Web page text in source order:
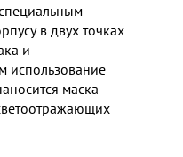
в двух точках
и
использование
маска